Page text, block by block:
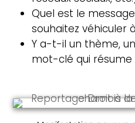
Quel est le
souhaitez véhiculer
Y a-t-il un thème,
mot-clé qui résume